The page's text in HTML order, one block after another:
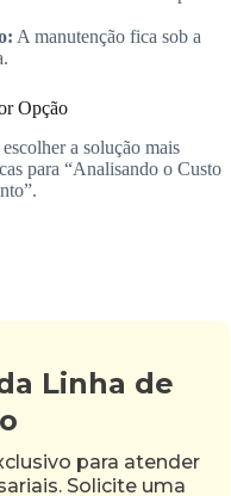
A manutenção fica sob a
Opção
a solução mais
para “Analisando o Custo
Linha de
para atender
Solicite uma